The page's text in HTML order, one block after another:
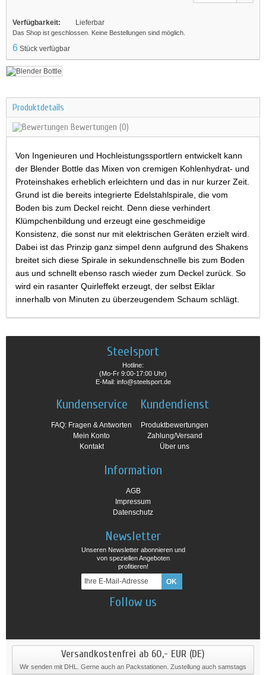
Verfügbarkeit: Lieferbar
Das Shop ist geschlossen. Keine Bestellungen sind möglich.
6 Stück verfügbar
Produktdetails
Bewertungen (0)
Von Ingenieuren und Hochleistungssportlern entwickelt kann
der Blender Bottle das Mixen von cremigen Kohlenhydrat- und
Proteinshakes erheblich erleichtern und das in nur kurzer Zeit.
Grund ist die bereits integrierte Edelstahlspirale, die vom
Boden bis zum Deckel reicht. Denn diese verhindert
Klümpchenbildung und erzeugt eine geschmeidige
Konsistenz, die sonst nur mit elektrischen Geräten erzielt wird.
Dabei ist das Prinzip ganz simpel denn aufgrund des Shakens
breitet sich diese Spirale in sekundenschnelle bis zum Boden
aus und schnellt ebenso rasch wieder zum Deckel zurück. So
wird ein rasanter Quirleffekt erzeugt, der selbst Eiklar
innerhalb von Minuten zu überzeugendem Schaum schlägt.
Steelsport
Hotline:
(Mo-Fr 9:00-17:00 Uhr)
E-Mail: info@steelsport.de
Kundenservice
FAQ: Fragen & Antworten
Mein Konto
Kontakt
Kundendienst
Produktbewertungen
Zahlung/Versand
Über uns
Information
AGB
Impressum
Datenschutz
Newsletter
Unseren Newsletter abonnieren und
von speziellen Angeboten
profitieren!
Follow us
Versandkostenfrei ab 60,- EUR (DE)
Wir senden mit DHL. Gerne auch an Packstationen. Zustellung auch samstags